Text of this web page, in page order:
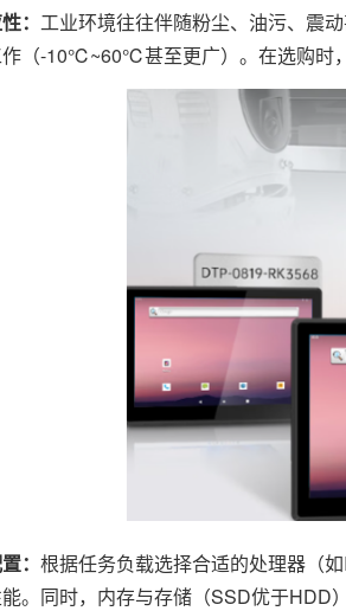
： 工业环境往往伴随粉尘、油污、震
（-10℃~60℃甚至更广）。在选购时
： 根据任务负载选择合适的处理器（
。同时，内存与存储（SSD优于HDD